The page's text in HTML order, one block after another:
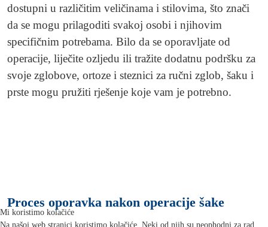
dostupni u različitim veličinama i stilovima, što znači
da se mogu prilagoditi svakoj osobi i njihovim
specifičnim potrebama. Bilo da se oporavljate od
operacije, liječite ozljedu ili tražite dodatnu podršku za
svoje zglobove, ortoze i steznici za ručni zglob, šaku i
prste mogu pružiti rješenje koje vam je potrebno.
Proces oporavka nakon operacije šake
Mi koristimo kolačiće
Na našoj web stranici koristimo kolačiće. Neki od njih su neophodni za rad